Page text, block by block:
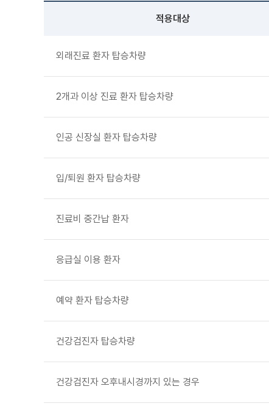
적용대상
외래진료 환자 탑승차량
2개과 이상 진료 환자 탑승차량
인공 신장실 환자 탑승차량
입/퇴원 환자 탑승차량
진료비 중간납 환자
응급실 이용 환자
예약 환자 탑승차량
건강검진자 탑승차량
건강검진자 오후내시경까지 있는 경우